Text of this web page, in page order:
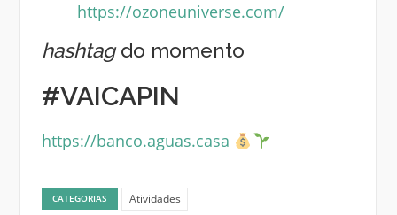
https://ozoneuniverse.com/
hashtagdo momento
#VAICAPIN
https://banco.aguas.casa
CATEGORIAS Atividades